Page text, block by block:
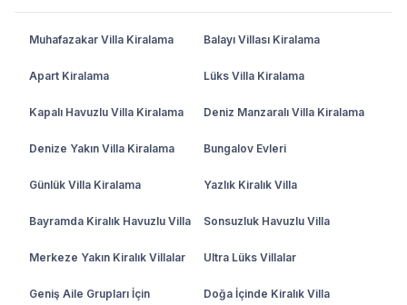
Muhafazakar Villa Kiralama Balayı Villası Kiralama
Apart Kiralama Lüks Villa Kiralama
Kapalı Havuzlu Villa Kiralama Deniz Manzaralı Villa Kiralama
Denize Yakın Villa Kiralama Bungalov Evleri
Günlük Villa Kiralama Yazlık Kiralık Villa
Bayramda Kiralık Havuzlu Villa Sonsuzluk Havuzlu Villa
Merkeze Yakın Kiralık Villalar Ultra Lüks Villalar
Geniş Aile Grupları İçin Doğa İçinde Kiralık Villa